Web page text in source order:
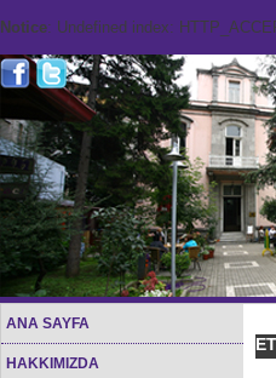
Notice: Undefined index:
ANA SAYFA
HAKKIMIZDA